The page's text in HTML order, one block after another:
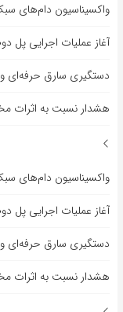
واکسیناسیون دام‌های
آغاز عملیات اجرایی پل
دستگیری سارق حرفه‌ای
هشدار نسبت به اثرات
واکسیناسیون دام‌های
آغاز عملیات اجرایی پل
دستگیری سارق حرفه‌ای
هشدار نسبت به اثرات